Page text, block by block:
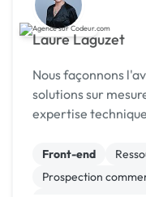
Laure Laguzet
Nous façonnons
solutions sur mesure. En fusionnant
expertise
Rejoignez-nous
Front-end
Prospection